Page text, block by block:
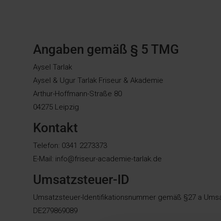
Angaben gemäß § 5 TMG
Aysel Tarlak
Aysel & Ugur Tarlak Friseur & Akademie
Arthur-Hoffmann-Straße 80
04275 Leipzig
Kontakt
Telefon: 0341 2273373
E-Mail: info@friseur-academie-tarlak.de
Umsatzsteuer-ID
Umsatzsteuer-Identifikationsnummer gemäß §27 a
DE279869089